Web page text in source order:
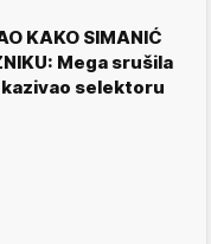
KAKO SIMANIĆ
Mega srušila
selektoru